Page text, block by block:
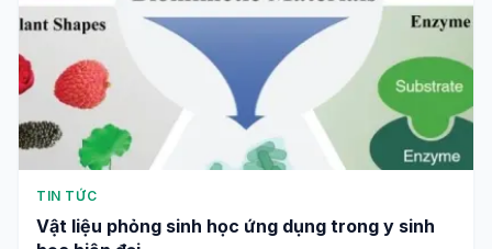
TIN TỨC
Vật liệu phỏng sinh học ứng dụng trong y sinh